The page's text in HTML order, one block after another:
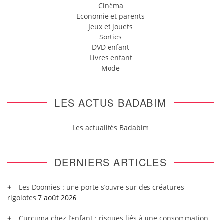
Cinéma
Economie et parents
Jeux et jouets
Sorties
DVD enfant
Livres enfant
Mode
LES ACTUS BADABIM
Les actualités Badabim
DERNIERS ARTICLES
Les Doomies : une porte s’ouvre sur des créatures
rigolotes 7 août 2026
Curcuma chez l’enfant : risques liés à une consommation